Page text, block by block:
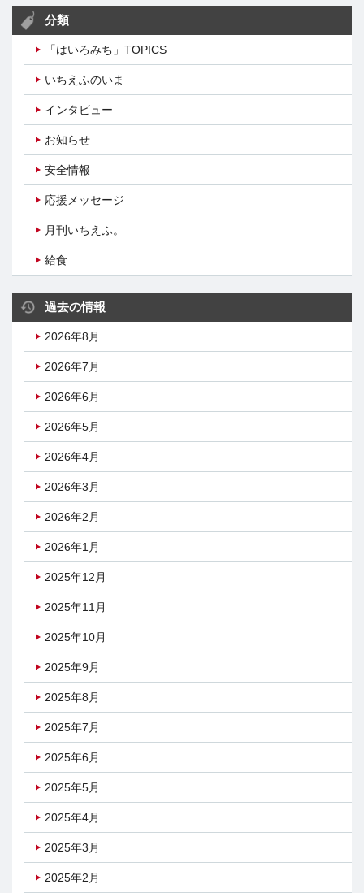
分類
「はいろみち」TOPICS
いちえふのいま
インタビュー
お知らせ
安全情報
応援メッセージ
月刊いちえふ。
給食
過去の情報
2026年8月
2026年7月
2026年6月
2026年5月
2026年4月
2026年3月
2026年2月
2026年1月
2025年12月
2025年11月
2025年10月
2025年9月
2025年8月
2025年7月
2025年6月
2025年5月
2025年4月
2025年3月
2025年2月